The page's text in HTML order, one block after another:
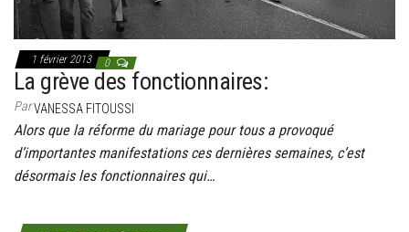
1 février 2013 0
La grève des fonctionnaires:
ParVANESSA FITOUSSI
Alors que la réforme du mariage pour tous a provoqué
d’importantes manifestations ces dernières semaines, c’est
désormais les fonctionnaires qui…